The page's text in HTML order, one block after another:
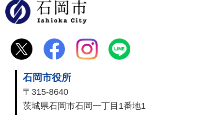
石岡市役所
〒315-8640
茨城県石岡市石岡一丁目1番地1